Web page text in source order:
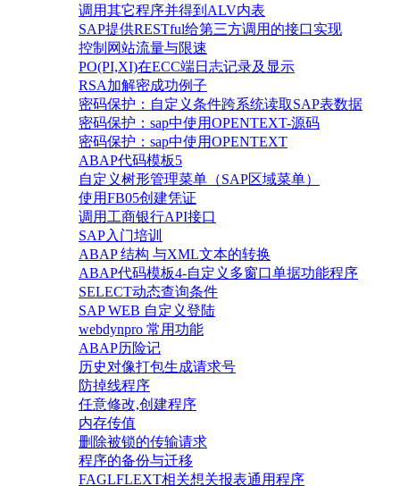
调用其它程序并得到ALV内表
SAP提供RESTful给第三方调用的接口实现
控制网站流量与限速
PO(PI,XI)在ECC端日志记录及显示
RSA加解密成功例子
密码保护：自定义条件跨系统读取SAP表数据
密码保护：sap中使用OPENTEXT-源码
密码保护：sap中使用OPENTEXT
ABAP代码模板5
自定义树形管理菜单（SAP区域菜单）
使用FB05创建凭证
调用工商银行API接口
SAP入门培训
ABAP 结构 与XML文本的转换
ABAP代码模板4-自定义多窗口单据功能程序
SELECT动态查询条件
SAP WEB 自定义登陆
webdynpro 常用功能
ABAP历险记
历史对像打包生成请求号
防掉线程序
任意修改,创建程序
内存传值
删除被锁的传输请求
程序的备份与迁移
FAGLFLEXT相关想关报表通用程序